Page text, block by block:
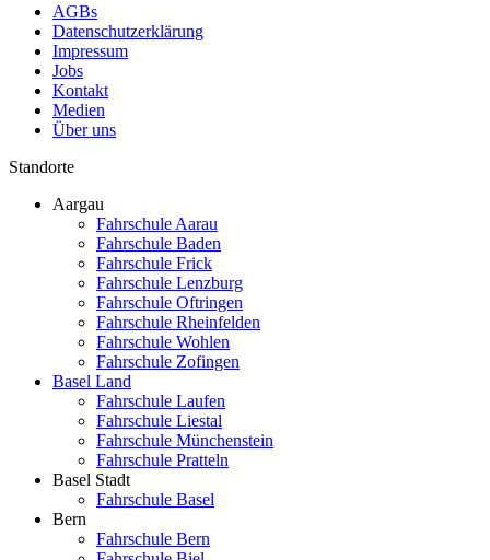
AGBs
Datenschutzerklärung
Impressum
Jobs
Kontakt
Medien
Über uns
Standorte
Aargau
Fahrschule Aarau
Fahrschule Baden
Fahrschule Frick
Fahrschule Lenzburg
Fahrschule Oftringen
Fahrschule Rheinfelden
Fahrschule Wohlen
Fahrschule Zofingen
Basel Land
Fahrschule Laufen
Fahrschule Liestal
Fahrschule Münchenstein
Fahrschule Pratteln
Basel Stadt
Fahrschule Basel
Bern
Fahrschule Bern